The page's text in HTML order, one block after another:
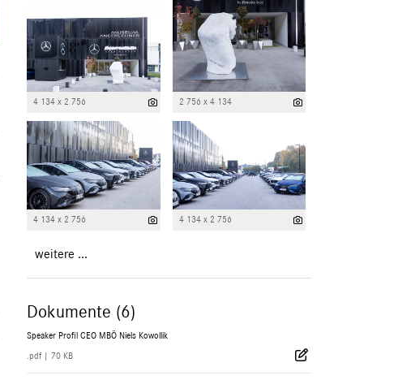
4 134 x 2 756 2 756 x 4 134
4 134 x 2 756 4 134 x 2 756
weitere ...
Dokumente (6)
Speaker Profil CEO MBÖ Niels Kowollik
.pdf 70 KB